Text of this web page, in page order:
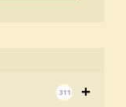
+
311